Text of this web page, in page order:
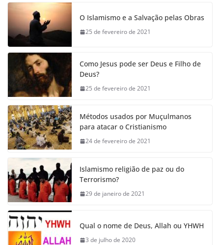
O Islamismo e a Salvação pelas Obras
25 de fevereiro de 2021
Como Jesus pode ser Deus e Filho de
Deus?
25 de fevereiro de 2021
Métodos usados por Muçulmanos
para atacar o Cristianismo
24 de fevereiro de 2021
Islamismo religião de paz ou do
Terrorismo?
29 de janeiro de 2021
Qual o nome de Deus, Allah ou YHWH
3 de julho de 2020